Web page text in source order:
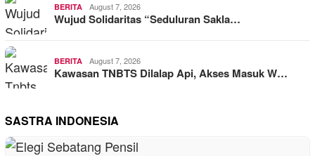
BERITA August 7, 2026
Wujud Solidaritas “Seduluran Sakla…
BERITA August 7, 2026
Kawasan TNBTS Dilalap Api, Akses Masuk W…
SASTRA INDONESIA